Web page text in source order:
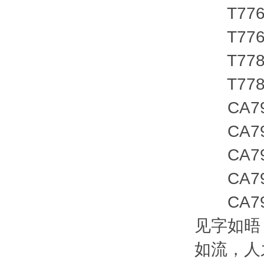
见字如
如流，